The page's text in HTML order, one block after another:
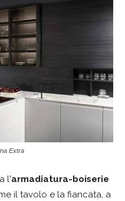
Extra
l'armadiatura-boiserie
il tavolo e la fiancata, a